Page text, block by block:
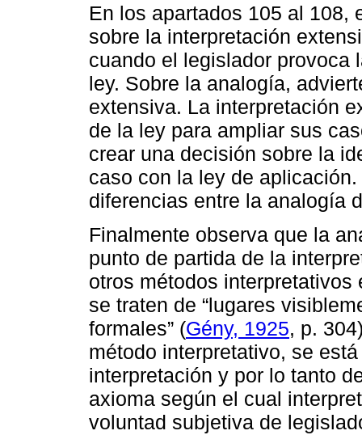
En los apartados 105 al 108,
sobre la interpretación
cuando el legislador provoca
ley. Sobre la analogía,
extensiva. La interpretación
de la ley para ampliar sus
crear una decisión sobre la
caso con la ley de
diferencias entre la analogía
Finalmente observa que la
punto de partida de la
otros métodos
se traten de “lugares
formales” (Gény, 1925, p.
método interpretativo, se
interpretación y por lo tanto
axioma según el cual
voluntad subjetiva de